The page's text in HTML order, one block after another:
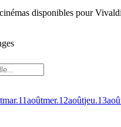
disponibles pour
mar.11aoûtmer.12aoûtjeu.13